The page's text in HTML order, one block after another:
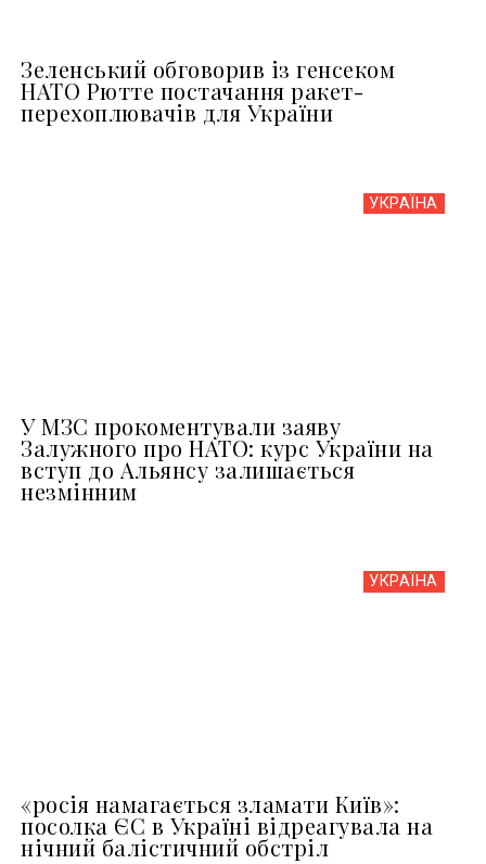
Зеленський обговорив із генсеком
НАТО Рютте постачання ракет-
перехоплювачів для України
УКРАЇНА
У МЗС прокоментували заяву
Залужного про НАТО: курс України на
вступ до Альянсу залишається
незмінним
УКРАЇНА
«росія намагається зламати Київ»:
посолка ЄС в Україні відреагувала на
нічний балістичний обстріл